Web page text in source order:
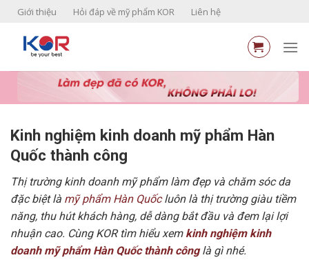
Skip
content
Giới thiệu Hỏi đáp về mỹ phẩm KOR Liên hệ
Kinh nghiệm kinh doanh mỹ phẩm Hàn
Quốc thành công
Thị trường kinh doanh mỹ phẩm làm đẹp và chăm sóc da
đặc biệt là mỹ phẩm Hàn Quốcluôn là thị trường giàu tiềm
năng, thu hút khách hàng, dễ dàng bắt đầu và đem lại lợi
nhuận cao. Cùng KOR tìm hiểu xem kinh nghiệm kinh
doanh mỹ phẩm Hàn Quốc thành cônglà gì nhé.